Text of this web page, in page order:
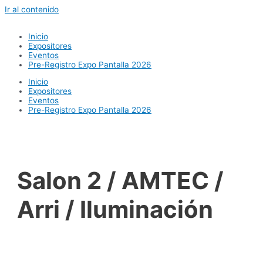
Ir al contenido
Inicio
Expositores
Eventos
Pre-Registro Expo Pantalla 2026
Inicio
Expositores
Eventos
Pre-Registro Expo Pantalla 2026
Salon 2 / AMTEC /
Arri / Iluminación